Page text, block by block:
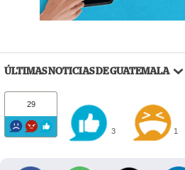
ÚLTIMAS NOTICIAS DE GUATEMALA
29
3 1